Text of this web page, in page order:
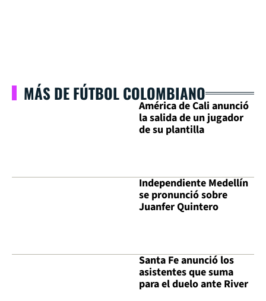
MÁS DE FÚTBOL COLOMBIANO
América de Cali anunció
la salida de un jugador
de su plantilla
Independiente Medellín
se pronunció sobre
Juanfer Quintero
Santa Fe anunció los
asistentes que suma
para el duelo ante River